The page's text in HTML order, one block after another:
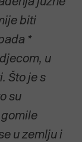
biti
*
u
Što je s
su
u zemlju i